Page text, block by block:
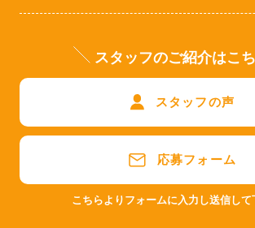
スタッフのご紹介はこ
スタッフの声
応募フォーム
こちらよりフォームに入力し送信して